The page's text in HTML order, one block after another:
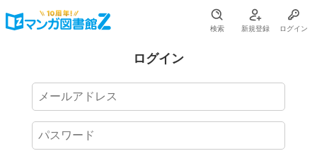
検索 新規登録 ログイン
ログイン